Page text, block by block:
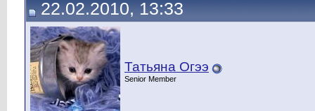
22.02.2010, 13:33
Татьяна Огээ
Senior Member